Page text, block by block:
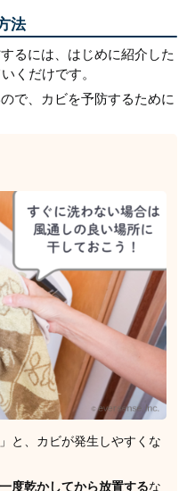
法
るには、はじめに紹介した
くだけです。
で、カビを予防するために
と、カビが発生しやすくな
一度乾かしてから放置するな